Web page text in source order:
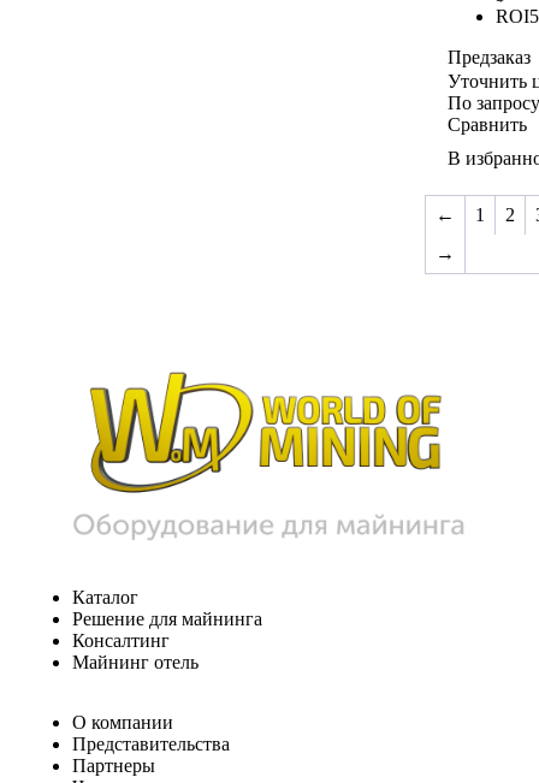
ROI
Предзаказ
Уточнить
По запросу
Сравнить
В
← 1 2
→
Каталог
Решение для майнинга
Консалтинг
Майнинг отель
О компании
Представительства
Партнеры